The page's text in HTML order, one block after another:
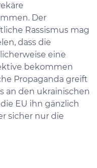
Der
Rassismus mag
dass die
eine
bekommen
Propaganda greift
an den ukrainischen
EU ihn gänzlich
sicher nur die